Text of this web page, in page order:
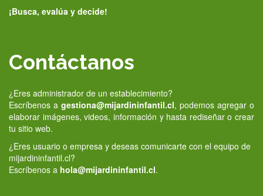
¡Busca, evalúa y decide!
Contáctanos
¿Eres administrador de un establecimiento?
Escríbenos a gestiona@mijardininfantil.cl, podemos agregar o
elaborar imágenes, videos, información y hasta rediseñar o crear
tu sitio web.
¿Eres usuario o empresa y deseas comunicarte con el equipo de
mijardininfantil.cl?
Escríbenos a hola@mijardininfantil.cl.